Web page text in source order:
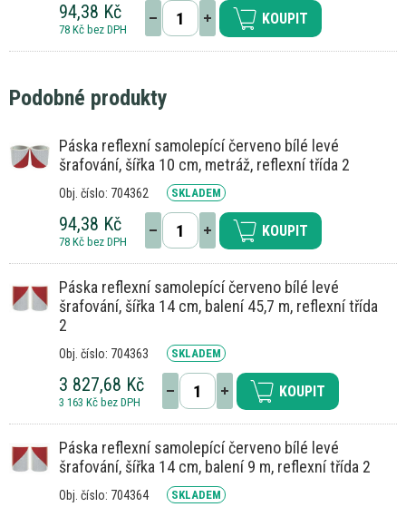
94,38 Kč
78 Kč bez DPH
KOUPIT
Podobné produkty
Páska reflexní samolepící červeno bílé levé
šrafování, šířka 10 cm, metráž, reflexní třída 2
Obj. číslo: 704362 SKLADEM
94,38 Kč
78 Kč bez DPH
KOUPIT
Páska reflexní samolepící červeno bílé levé
šrafování, šířka 14 cm, balení 45,7 m, reflexní třída
2
Obj. číslo: 704363 SKLADEM
3 827,68 Kč
3 163 Kč bez DPH
KOUPIT
Páska reflexní samolepící červeno bílé levé
šrafování, šířka 14 cm, balení 9 m, reflexní třída 2
Obj. číslo: 704364 SKLADEM